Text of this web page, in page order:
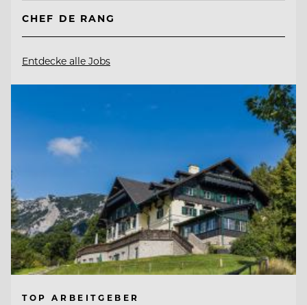
CHEF DE RANG
Entdecke alle Jobs
TOP ARBEITGEBER